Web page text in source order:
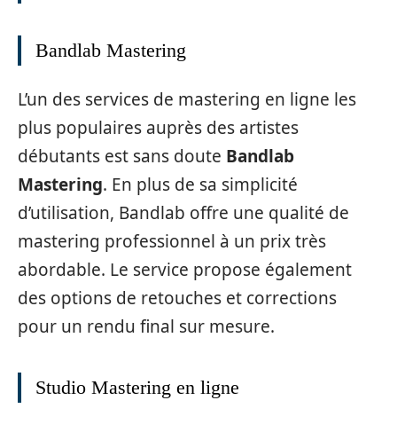
Bandlab Mastering
L’un des services de mastering en ligne les
plus populaires auprès des artistes
débutants est sans doute Bandlab
Mastering. En plus de sa simplicité
d’utilisation, Bandlab offre une qualité de
mastering professionnel à un prix très
abordable. Le service propose également
des options de retouches et corrections
pour un rendu final sur mesure.
Studio Mastering en ligne